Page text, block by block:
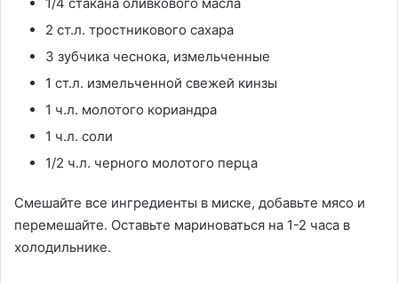
2 ст.л. тростникового сахара
3 зубчика чеснока, измельченные
1 ст.л. измельченной свежей кинзы
1 ч.л. молотого кориандра
1 ч.л. соли
1/2 ч.л. черного молотого перца
Смешайте все ингредиенты в миске, добавьте мясо и
перемешайте. Оставьте мариноваться на 1-2 часа в
холодильнике.